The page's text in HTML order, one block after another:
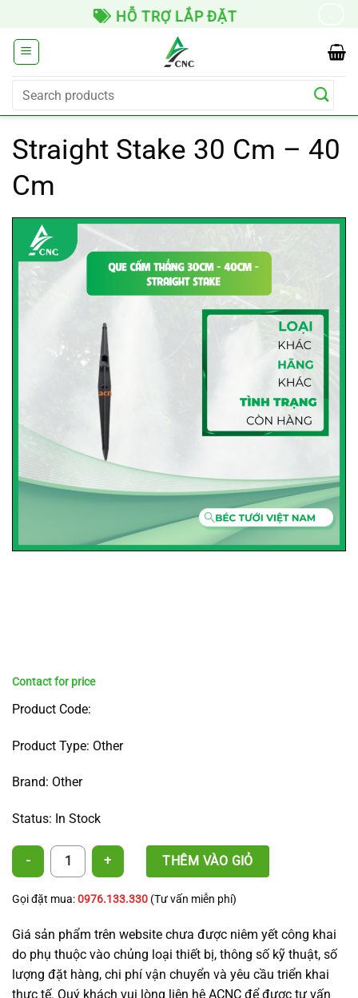
content
HỖ TRỢ LẮP ĐẶT
Search
Straight Stake 30 Cm – 40
Cm
Product Code:
Product Type: Other
Brand: Other
Status: In Stock
Straight Stake 30 cm - 40 cm quantityTHÊM VÀO GIỎ
Gọi đặt mua:0976.133.330 (Tư vấn miễn phí)
Giá sản phẩm trên website chưa được niêm yết công khai
do phụ thuộc vào chủng loại thiết bị, thông số kỹ thuật, số
lượng đặt hàng, chi phí vận chuyển và yêu cầu triển khai
thực tế. Quý khách vui lòng liên hệ ACNC để được tư vấn